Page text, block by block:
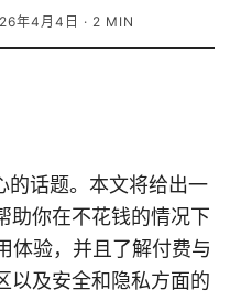
年4月4日 · 2 MIN
的话题。本文将给出一
助你在不花钱的情况下
体验，并且了解付费与
以及安全和隐私方面的